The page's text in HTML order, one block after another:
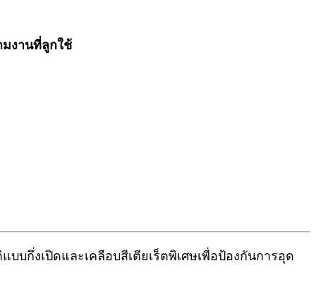
มงานที่ลูกใช้
กึ่งเปิดและเคลือบสีเตียเร็ตพิเศษเพื่อป้องกันการอุด